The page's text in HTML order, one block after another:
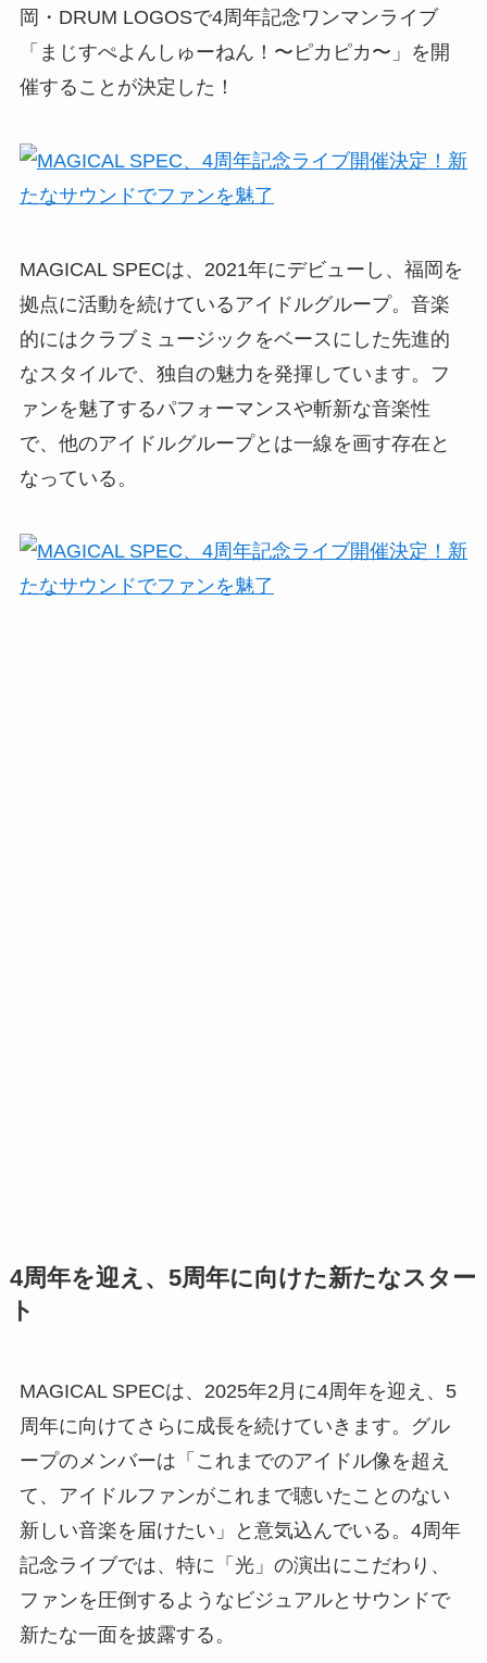
岡・DRUM LOGOSで4周年記念ワンマンライブ
「まじすぺよんしゅーねん！〜ピカピカ〜」を開
催することが決定した！
MAGICAL SPECは、2021年にデビューし、福岡を
拠点に活動を続けているアイドルグループ。音楽
的にはクラブミュージックをベースにした先進的
なスタイルで、独自の魅力を発揮しています。フ
ァンを魅了するパフォーマンスや斬新な音楽性
で、他のアイドルグループとは一線を画す存在と
なっている。
4周年を迎え、5周年に向けた新たなスター
ト
MAGICAL SPECは、2025年2月に4周年を迎え、5
周年に向けてさらに成長を続けていきます。グル
ープのメンバーは「これまでのアイドル像を超え
て、アイドルファンがこれまで聴いたことのない
新しい音楽を届けたい」と意気込んでいる。4周年
記念ライブでは、特に「光」の演出にこだわり、
ファンを圧倒するようなビジュアルとサウンドで
新たな一面を披露する。